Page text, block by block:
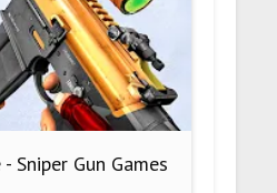
Sniper Gun Games